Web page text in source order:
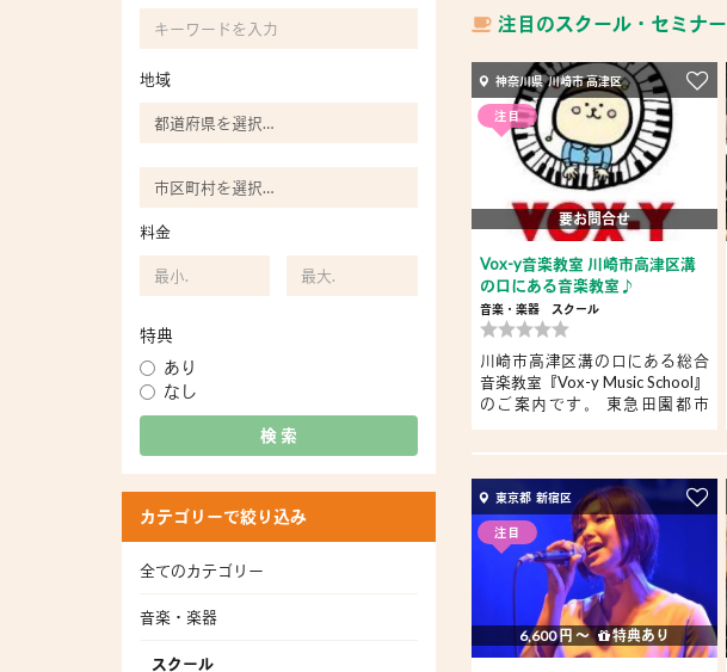
地域
料金
特典
あり
なし
検 索
カテゴリーで絞り込み
全てのカテゴリー
音楽・楽器
スクール
注目のスクール・セミナー
注目
神奈川県 川崎市 高津区
要お問合せ
Vox-y音楽教室 川崎市高津区溝
の口にある音楽教室♪
音楽・楽器 スクール
川崎市高津区溝の口にある総合
音楽教室『Vox-y Music School』
のご案内です。 東急田園都市
注目
東京都 新宿区
6,600 円 〜 特典あり